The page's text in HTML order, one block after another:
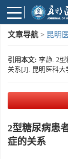
文章导航 > 昆明
引用本文: 李静. 2型
关系[J]. 昆明医科大
2型糖尿病患
症的关系